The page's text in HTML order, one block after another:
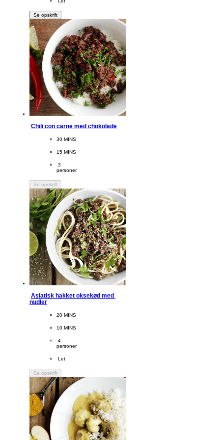
Se opskrift
Chili con carne med chokolade
CookingTime
30 MINS
PreparationTime
15 MINS
Servings
3
personer
Se opskrift
Asiatisk hakket oksekød med
nudler
CookingTime
20 MINS
PreparationTime
10 MINS
Servings
4
personer
Difficulty
Let
Se opskrift